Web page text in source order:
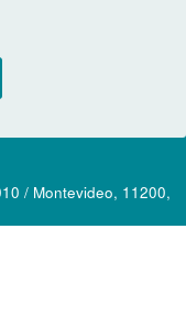
/ Montevideo, 11200,